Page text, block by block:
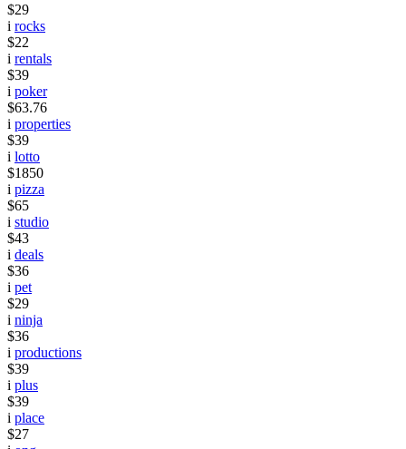
$29
i rocks
$22
i rentals
$39
i poker
$63.76
i properties
$39
i lotto
$1850
i pizza
$65
i studio
$43
i deals
$36
i pet
$29
i ninja
$36
i productions
$39
i plus
$39
i place
$27